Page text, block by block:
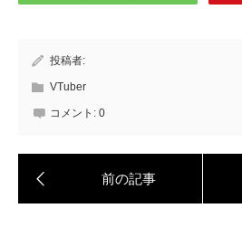
投稿者:
VTuber
コメント: 0